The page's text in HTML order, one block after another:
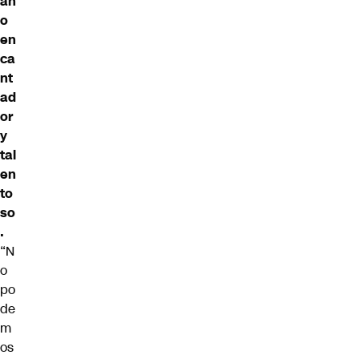
o
en
ca
nt
ad
or
y
tal
en
to
so
.
“N
o
po
de
m
os